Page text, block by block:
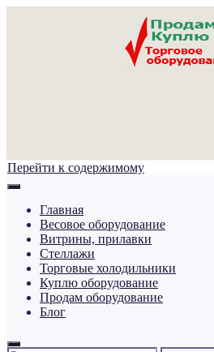
Перейти к содержимому
Главная
Весовое оборудование
Витрины, прилавки
Стеллажи
Торговые холодильники
Куплю оборудование
Продам оборудование
Блог